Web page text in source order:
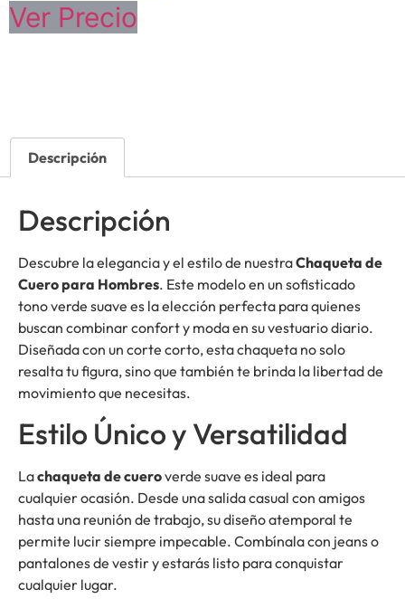
Ver Precio
Descripción
Descripción
Descubre la elegancia y el estilo de nuestraChaqueta de
Cuero para Hombres. Este modelo en un sofisticado
tono verde suave es la elección perfecta para quienes
buscan combinar confort y moda en su vestuario diario.
Diseñada con un corte corto, esta chaqueta no solo
resalta tu figura, sino que también te brinda la libertad de
movimiento que necesitas.
Estilo Único y Versatilidad
Lachaqueta de cueroverde suave es ideal para
cualquier ocasión. Desde una salida casual con amigos
hasta una reunión de trabajo, su diseño atemporal te
permite lucir siempre impecable. Combínala con jeans o
pantalones de vestir y estarás listo para conquistar
cualquier lugar.